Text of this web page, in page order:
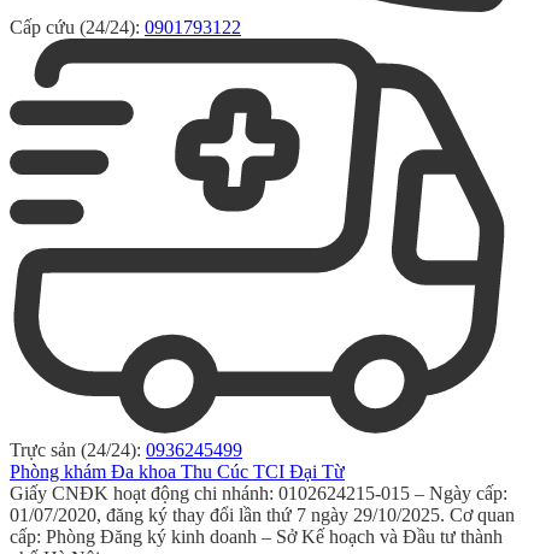
Cấp cứu (24/24): 0901793122
Trực sản (24/24): 0936245499
Phòng khám Đa khoa Thu Cúc TCI Đại Từ
Giấy CNĐK hoạt động chi nhánh: 0102624215-015 – Ngày cấp:
01/07/2020, đăng ký thay đổi lần thứ 7 ngày 29/10/2025. Cơ quan
cấp: Phòng Đăng ký kinh doanh – Sở Kế hoạch và Đầu tư thành